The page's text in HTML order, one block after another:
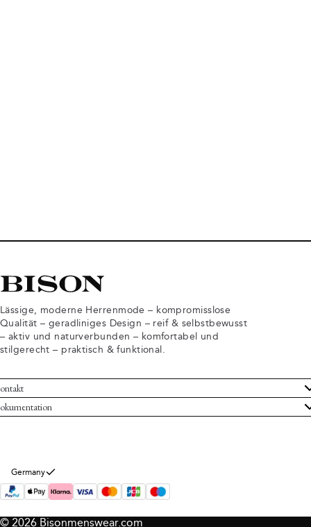
Lässige, moderne Herrenmode – kompromisslose
Qualität – geradliniges Design – reif & selbstbewusst
– aktiv und naturverbunden – komfortabel und
stilgerecht – praktisch & funktional.
Bison
Geschäftsbedingungen
Informationen
Germany
© 2026 Bisonmenswear.com